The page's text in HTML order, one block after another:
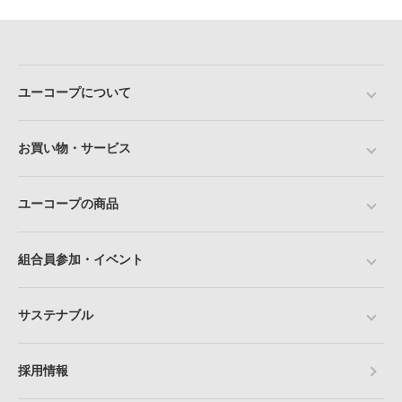
ユーコープについて
お買い物・サービス
ユーコープの商品
組合員参加・イベント
サステナブル
採用情報